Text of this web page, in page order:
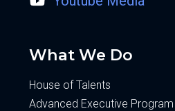
What We Do
House of Talents
Advanced Executive Program